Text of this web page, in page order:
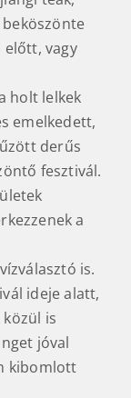
előtt, vagy
holt lelkek
emelkedett,
derűs
fesztivál.
a
is.
ideje alatt,
is
jóval
kibomlott